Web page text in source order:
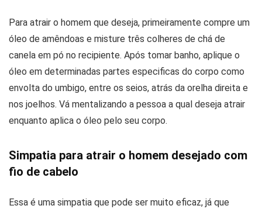
Para atrair o homem que deseja, primeiramente compre um
óleo de amêndoas e misture três colheres de chá de
canela em pó no recipiente. Após tomar banho, aplique o
óleo em determinadas partes especificas do corpo como
envolta do umbigo, entre os seios, atrás da orelha direita e
nos joelhos. Vá mentalizando a pessoa a qual deseja atrair
enquanto aplica o óleo pelo seu corpo.
Simpatia para atrair o homem desejado com
fio de cabelo
Essa é uma simpatia que pode ser muito eficaz, já que